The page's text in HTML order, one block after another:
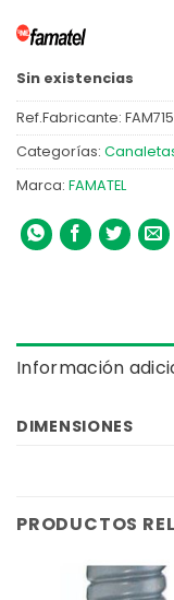
Sin existencias
Ref.Fabricante:
Categorías:
Marca: FAMATEL
Información
DIMENSIONES
PRODUCTOS